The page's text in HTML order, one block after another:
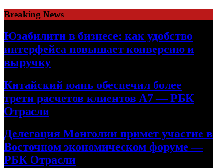
Skip
to
content
Breaking News
Юзабилити в бизнесе: как удобство
интерфейса повышает конверсию и
выручку
Китайский юань обеспечил более
трети расчетов клиентов А7 — РБК
Отрасли
Делегация Монголии примет участие в
Восточном экономическом форуме —
РБК Отрасли